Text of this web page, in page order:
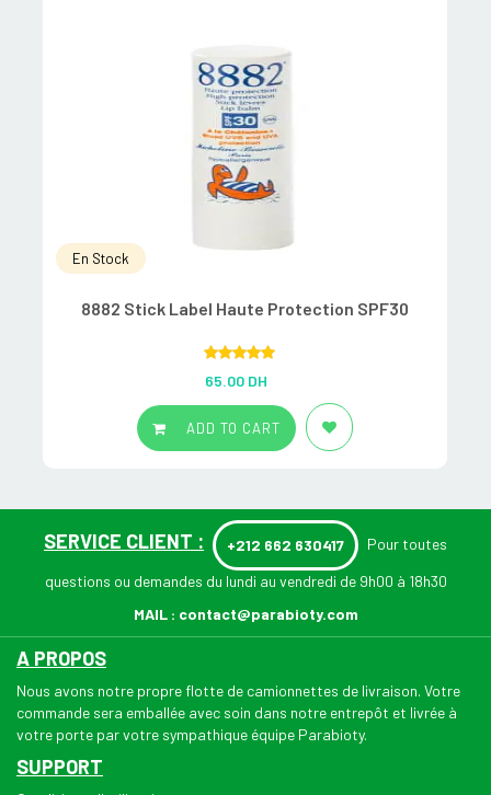
En Stock
8882 Stick Label Haute Protection SPF30
out of 5
65.00 DH
ADD TO CART
SERVICE CLIENT : +212 662 630417 Pour toutes
questions ou demandes du lundi au vendredi de 9h00 à 18h30
MAIL : contact@parabioty.com
A PROPOS
Nous avons notre propre flotte de camionnettes de livraison. Votre
commande sera emballée avec soin dans notre entrepôt et livrée à
votre porte par votre sympathique équipe Parabioty.
SUPPORT